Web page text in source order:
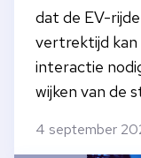
dat de EV-
vertrektijd kan
interactie
wijken van de
4 september